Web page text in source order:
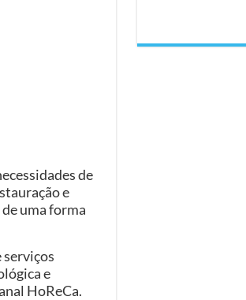
de
e
uma forma
serviços
e
HoReCa.